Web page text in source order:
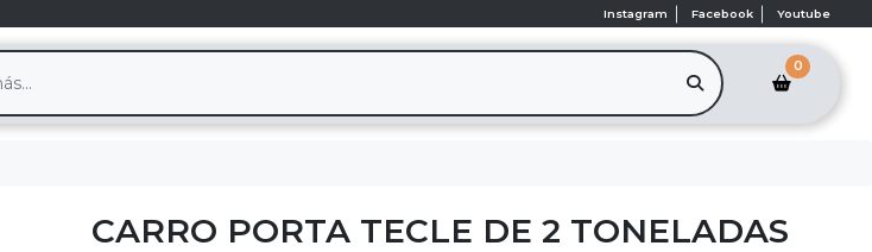
Instagram Facebook Youtube
0
CARRO PORTA TECLE DE 2 TONELADAS